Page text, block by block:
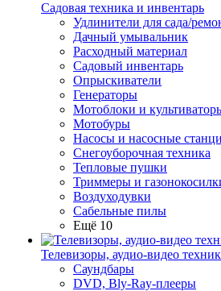
Садовая техника и инвентарь
Удлинители для сада/
Дачный умывальник
Расходный материал
Садовый инвентарь
Опрыскиватели
Генераторы
Мотоблоки и
Мотобуры
Насосы и насосные
Снегоуборочная техника
Тепловые пушки
Триммеры и
Воздуходувки
Сабельные пилы
Ещё 10
Телевизоры, аудио-видео
Саундбары
DVD, Bly-Ray-плееры